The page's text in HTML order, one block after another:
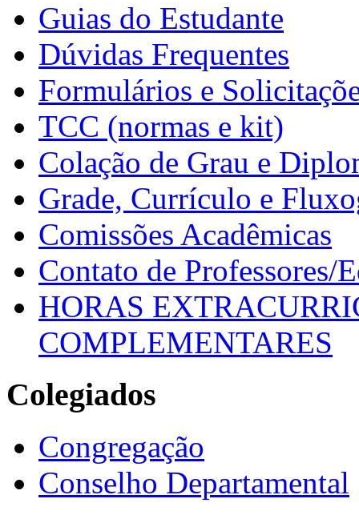
Guias do Estudante
Dúvidas Frequentes
Formulários e
TCC (normas e kit)
Colação de Grau e
Grade, Currículo e
Comissões Acadêmicas
Contato de Professores/
HORAS
COMPLEMENTARES
Colegiados
Congregação
Conselho Departamental